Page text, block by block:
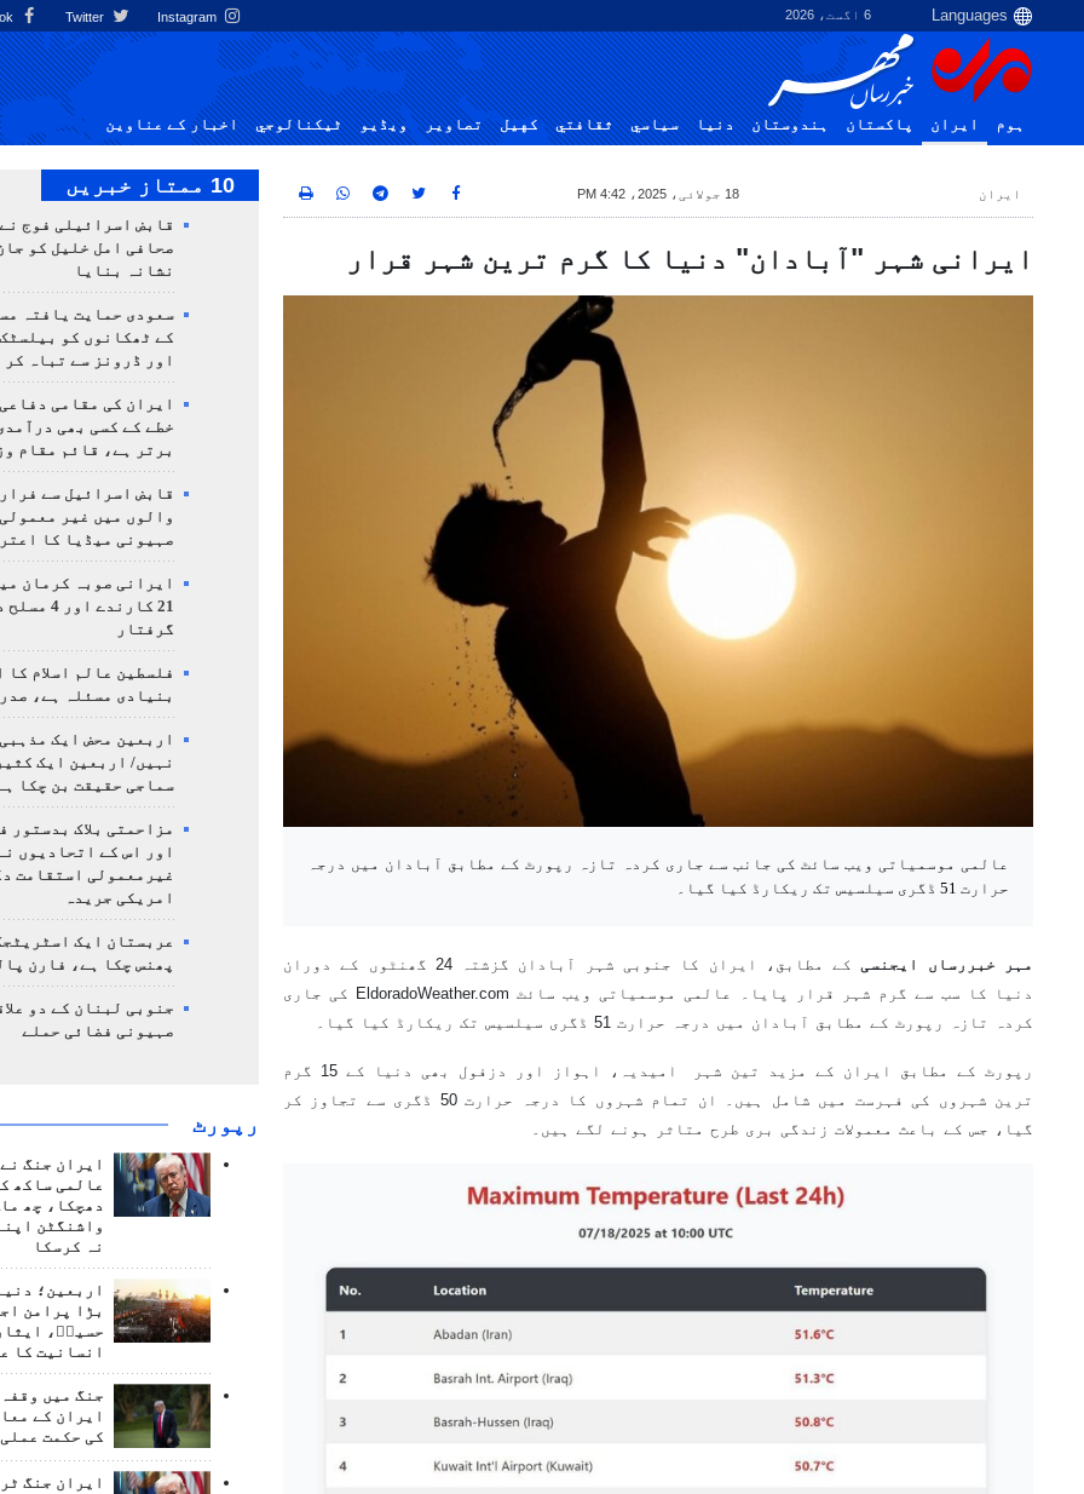
6 اگست، 2026 Instagram
ہوم ایران پاکستان ہندوستان دنیا سياسي ثقافتي کهيل تصاوير ویڈیو ٹيكنالوجي اخبار کے عناوین
ایران 18 جولائی، 2025، 4:42 PM
ایرانی شہر "آبادان" دنیا کا گرم ترین شہر قرار
عالمی موسمیاتی ویب سائٹ کی جانب سے جاری کردہ تازہ رپورٹ کے مطابق آبادان میں درجہ
حرارت 51 ڈگری سیلسیس تک ریکارڈ کیا گیا۔
مہر خبررساں ایجنسی
کے مطابق، ایران کا جنوبی شہر آبادان گزشتہ 24 گھنٹوں کے دوران
دنیا کا سب سے گرم شہر قرار پایا۔ عالمی موسمیاتی ویب سائٹ EldoradoWeather.com کی جاری
کردہ تازہ رپورٹ کے مطابق آبادان میں درجہ حرارت 51 ڈگری سیلسیس تک ریکارڈ کیا گیا۔
رپورٹ کے مطابق ایران کے مزید تین شہر امیدیہ، اہواز اور دزفول بھی دنیا کے 15 گرم
ترین شہروں کی فہرست میں شامل ہیں۔ ان تمام شہروں کا درجہ حرارت 50 ڈگری سے تجاوز کر
گیا، جس کے باعث معمولات زندگی بری طرح متاثر ہونے لگے ہیں۔
10 ممتاز خبریں
قابض اسرائیلی فوج
صحافی امل خلیل کو
نشانہ بنایا
سعودی حمایت یافتہ
کے ٹھکانوں کو
اور ڈرونز سے تباہ کر
ایران کی مقامی
خطے کے کسی بھی
برتر ہے، قائم مقام
قابض اسرائیل سے
والوں میں غیر
صہیونی میڈیا کا
ایرانی صوبہ کرمان
21 کارندے
گرفتار
فلسطین عالم اسلام کا
بنیادی مسئلہ ہے،
اربعین محض ایک
نہیں/ اربعین ایک
سماجی حقیقت بن چکا
مزاحمتی بلاک بدستور
اور اس کے اتحادیوں
غیرمعمولی استقامت
امریکی جریدہ
عربستان ایک
پھنس چکا ہے، فارن
جنوبی لبنان کے دو
صہیونی فضائی حملے
رپورٹ
ایران جنگ
عالمی ساکھ
دھچکا، چھ
واشنگٹن
نہ کرسکا
اربعین؛
بڑا پرامن
حسینؑ،
انسانیت کا
جنگ میں
ایران کے
کی حکمت
ایران جنگ